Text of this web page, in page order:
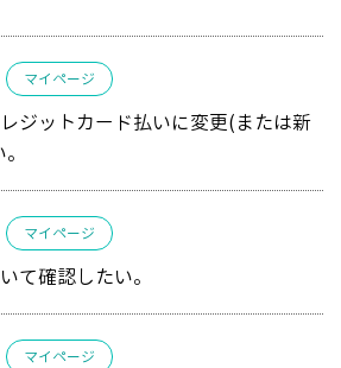
マイページ
ジットカード払いに変更(または新
マイページ
て確認したい。
マイページ